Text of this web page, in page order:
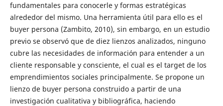
fundamentales para conocerle y formas estratégicas
alrededor del mismo. Una herramienta útil para ello es el
buyer persona (Zambito, 2010), sin embargo, en un estudio
previo se observó que de diez lienzos analizados, ninguno
cubre las necesidades de información para entender a un
cliente responsable y consciente, el cual es el target de los
emprendimientos sociales principalmente. Se propone un
lienzo de buyer persona construido a partir de una
investigación cualitativa y bibliográfica, haciendo